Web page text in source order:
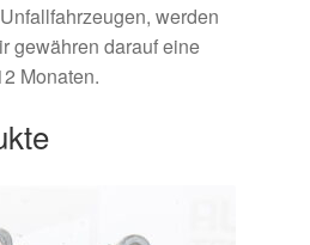
werden
gewähren darauf eine
Monaten.